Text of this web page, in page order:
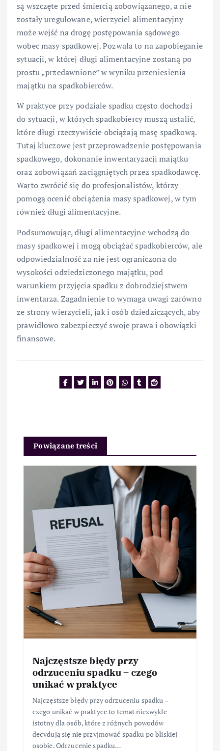
są wszczęte przed śmiercią zobowiązanego, a nie
zostały uregulowane, wierzyciel alimentacyjny
może wejść na drogę postępowania sądowego
wobec masy spadkowej. Pozwala to na zapobieganie
sytuacji, w której długi alimentacyjne zostaną po
prostu „przedawnione” w wyniku przeniesienia
majątku na spadkobierców.
W praktyce przy podziale spadku często dochodzi
do sytuacji, w których spadkobiercy muszą ustalić,
które długi rzeczywiście obciążają masę spadkową.
Tutaj kluczowe jest przeprowadzenie postępowania
spadkowego, dokonanie inwentaryzacji majątku
oraz zobowiązań zaciągniętych przez spadkodawcę.
Warto zwrócić się do profesjonalistów, którzy
pomogą ocenić obciążenia masy spadkowej, w tym
również długi alimentacyjne.
Podsumowując, długi alimentacyjne wchodzą do
masy spadkowej i mogą obciążać spadkobierców, ale
odpowiedzialność za nie jest ograniczona do
wysokości odziedziczonego majątku, pod
warunkiem przyjęcia spadku z dobrodziejstwem
inwentarza. Zagadnienie to wymaga uwagi zarówno
ze strony wierzycieli, jak i osób dziedziczących, aby
prawidłowo zabezpieczyć swoje prawa i obowiązki
finansowe.
Powiązane treści
Najczęstsze błędy przy
odrzuceniu spadku – czego
unikać w praktyce
Najczęstsze błędy przy odrzuceniu spadku –
czego unikać w praktyce to temat niezwykle
istotny dla osób, które z różnych powodów
decydują się nie przyjmować spadku po bliskiej
osobie. Odrzucenie spadku…